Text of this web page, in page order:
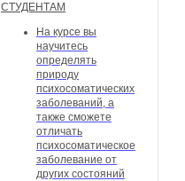
СТУДЕНТАМ
На курсе вы
научитесь
определять
природу
психосоматических
заболеваний, а
также сможете
отличать
психосоматическое
заболевание от
других состояний